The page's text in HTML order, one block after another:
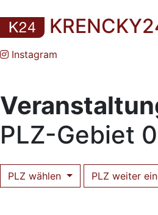
Instagram
PLZ-Gebiet
PLZ wählen PLZ weiter